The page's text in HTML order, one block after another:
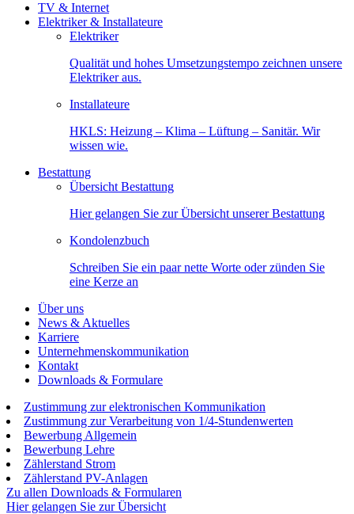
TV & Internet
Elektriker & Installateure
Elektriker
Qualität und hohes Umsetzungstempo zeichnen unsere
Elektriker aus.
Installateure
HKLS: Heizung – Klima – Lüftung – Sanitär. Wir
wissen wie.
Bestattung
Übersicht Bestattung
Hier gelangen Sie zur Übersicht unserer Bestattung
Kondolenzbuch
Schreiben Sie ein paar nette Worte oder zünden Sie
eine Kerze an
Über uns
News & Aktuelles
Karriere
Unternehmenskommunikation
Kontakt
Downloads & Formulare
Zustimmung zur elektronischen Kommunikation
Zustimmung zur Verarbeitung von 1/4-Stundenwerten
Bewerbung Allgemein
Bewerbung Lehre
Zählerstand Strom
Zählerstand PV-Anlagen
Zu allen Downloads & Formularen
Hier gelangen Sie zur Übersicht